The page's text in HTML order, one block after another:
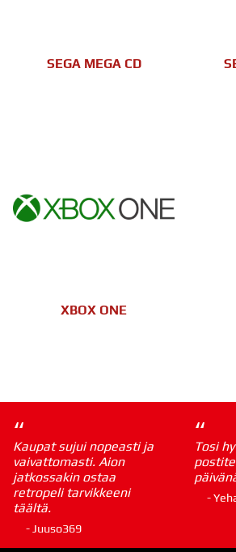
SEGA MEGA CD
XBOX ONE
“
Kaupat sujui nopeasti ja
vaivattomasti. Aion
jatkossakin ostaa
retropeli tarvikkeeni
täältä.
- Juuso369
“
Tosi
-